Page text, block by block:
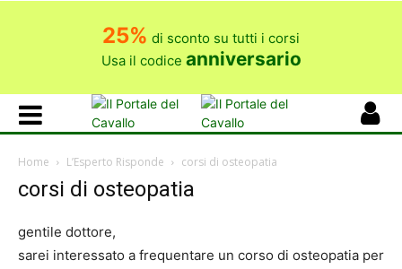
25% di sconto su tutti i corsi
Usa il codice anniversario
Home L’Esperto Risponde corsi di osteopatia
corsi di osteopatia
gentile dottore,
sarei interessato a frequentare un corso di osteopatia per